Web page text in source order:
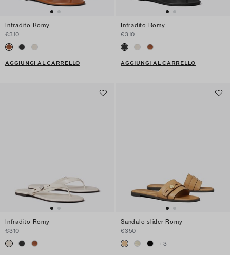
Infradito Romy
€310
AGGIUNGI AL CARRELLO
Infradito Romy
€310
AGGIUNGI AL CARRELLO
Infradito Romy
€310
Sandalo slider Romy
€350
+3